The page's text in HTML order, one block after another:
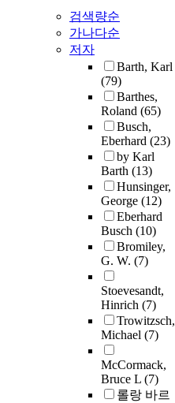
검색량순
가나다순
저자
Barth, Karl
(79)
Barthes,
Roland (65)
Busch,
Eberhard (23)
by Karl
Barth (13)
Hunsinger,
George (12)
Eberhard
Busch (10)
Bromiley,
G. W. (7)
Stoevesandt,
Hinrich (7)
Trowitzsch,
Michael (7)
McCormack,
Bruce L (7)
롤랑 바르